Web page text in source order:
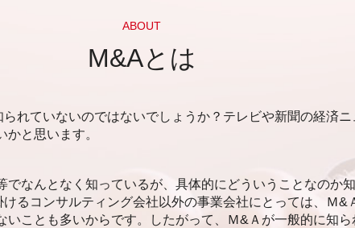
メザニンファイナンス 利点
メザニンファイナンス わかりやすく
資金調達 やり方
資金調達 方法 クラウドファンディング
資金調達 方法 法人
アセットファイナンス
資金調達 銀行借入
企業
企
企業
企業
企業
ABOUT
M&Aとは
れていないのではないでしょうか？テレビや新聞の経済
と思います。
なんとなく知っているが、具体的にどういうことなのか
るコンサルティング会社以外の事業会社にとっては、Ｍ&
ことも多いからです。したがって、Ｍ&Ａが一般的に知ら